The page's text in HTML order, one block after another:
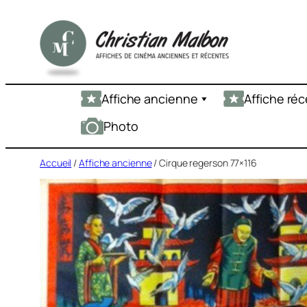
contenu
Affiche ancienne Affiche
Photo
Accueil /Affiche ancienne/ Cirque regerson 77×116